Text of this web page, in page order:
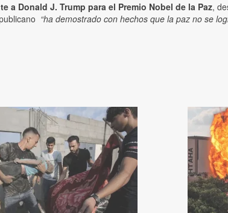
Donald J. Trump para el Premio Nobel de la Paz,
“ha demostrado con hechos que la paz no se